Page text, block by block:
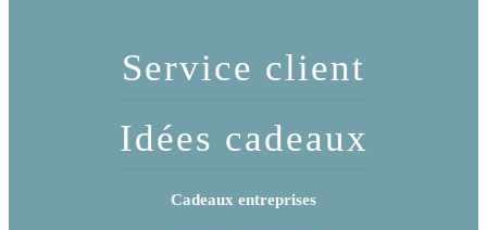
Service client
Idées cadeaux
Cadeaux entreprises